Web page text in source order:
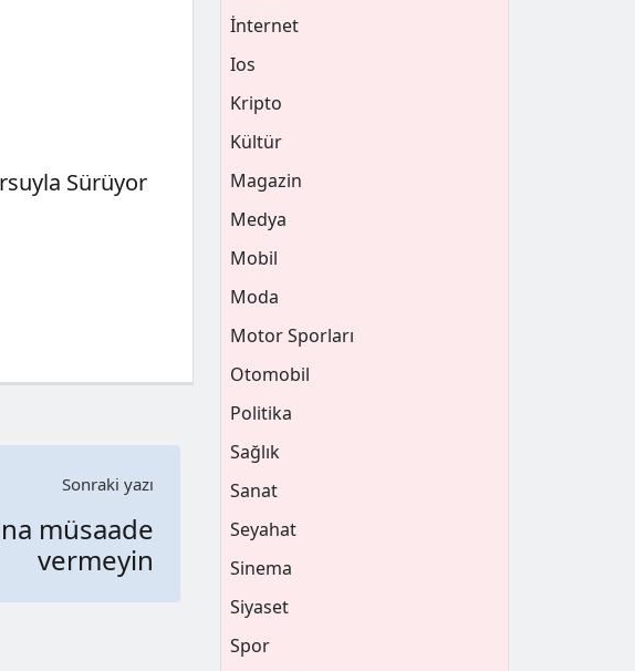
Sürüyor
Sonraki yazı
müsaade
vermeyin
İnternet
Ios
Kripto
Kültür
Magazin
Medya
Mobil
Moda
Motor Sporları
Otomobil
Politika
Sağlık
Sanat
Seyahat
Sinema
Siyaset
Spor